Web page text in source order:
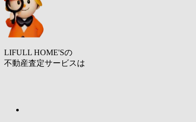
LIFULL HOME'Sの
不動産査定サービスは